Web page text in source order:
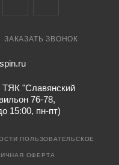
ЗАКАЗАТЬ ЗВОНОК
"Славянский
76-78,
15:00, пн-пт)
ПОЛЬЗОВАТЕЛЬСКОЕ
ОФЕРТА